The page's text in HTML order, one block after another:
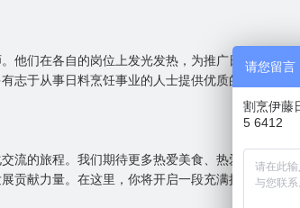
他们在各自的岗位上发光发热，为推广日本料理做
志于从事日料烹饪事业的人士提供优质的培训服务。
流的旅程。我们期待更多热爱美食、热爱文化的人
贡献力量。在这里，你将开启一段充满挑战与收获
请您留言
割烹伊藤
5 6412